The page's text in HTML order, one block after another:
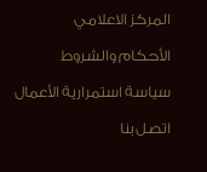
المركز الاعلامي
الأحكام والشروط
سياسة استمرارية الأعمال
اتصل بنا